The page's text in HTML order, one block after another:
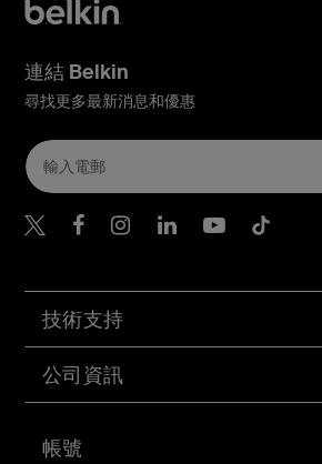
帳號
技術支持
公司資訊
連結 Belkin
尋找更多最新消息和優惠
Belkin Twitter
Belkin Hong
BelkinBelkinBelkin